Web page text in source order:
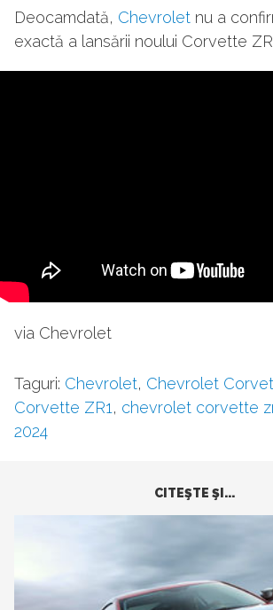
Deocamdată, Chevrolet nu a
exactă a lansării noului Corvette
via Chevrolet
Taguri: Chevrolet, Chevrolet
Corvette ZR1 , chevrolet corvette
2024
CITEŞTE ŞI...